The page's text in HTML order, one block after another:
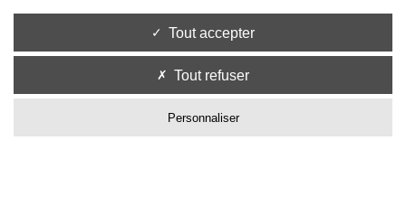
Tout accepter
Tout refuser
Personnaliser